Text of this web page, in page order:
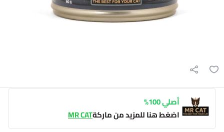
أصلي 100%
اضغط هنا للمزيد من ماركةMR CAT